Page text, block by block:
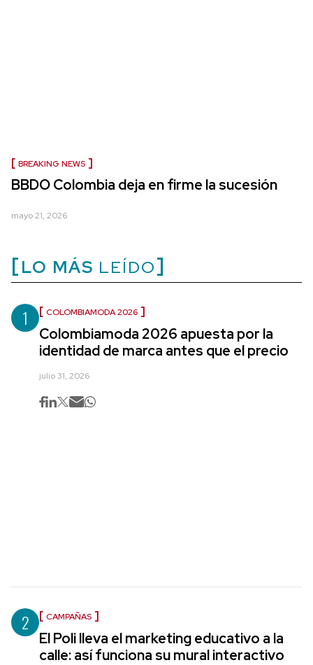
BREAKING NEWS
BBDO Colombia deja en firme la sucesión
mayo 21, 2026
LO MÁS LEÍDO
1 COLOMBIAMODA 2026
Colombiamoda 2026 apuesta por la
identidad de marca antes que el precio
julio 31, 2026
2 CAMPAÑAS
El Poli lleva el marketing educativo a la
calle: así funciona su mural interactivo